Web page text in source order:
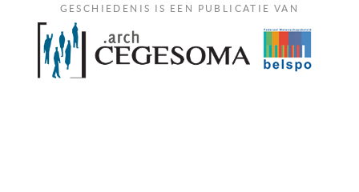
GESCHIEDENIS IS EEN PUBLICATIE VAN